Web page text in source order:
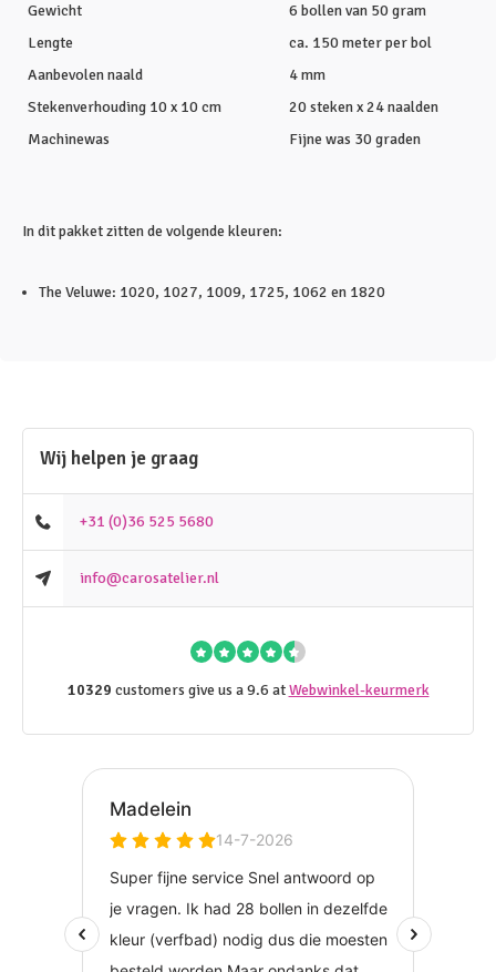
Gewicht
6 bollen van 50 gram
Lengte
ca. 150 meter per bol
Aanbevolen naald
4 mm
Stekenverhouding 10 x 10 cm
20 steken x 24 naalden
Machinewas
Fijne was 30 graden
In dit pakket zitten de volgende kleuren:
The Veluwe: 1020, 1027, 1009, 1725, 1062 en 1820
Wij helpen je graag
+31 (0)36 525 5680
info@carosatelier.nl
10329 customers give us a 9.6 atWebwinkel-keurmerk